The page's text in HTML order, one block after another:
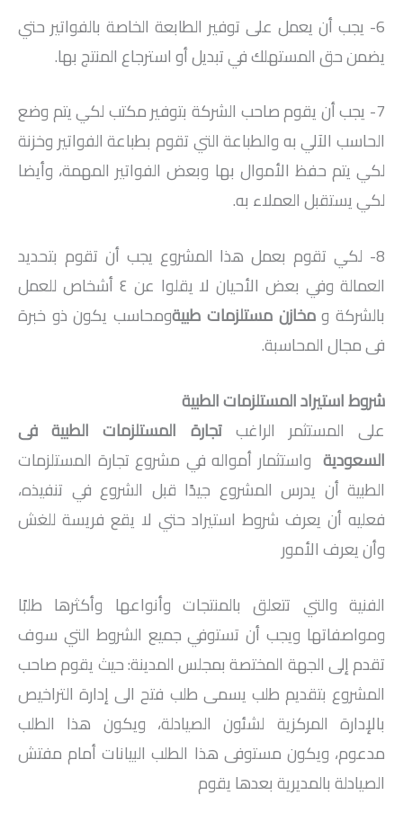
6- يجب أن يعمل على توفير الطابعة الخاصة بالفواتير حتي
يضمن حق المستهلك في تبديل أو استرجاع المنتج بها.
7- يجب أن يقوم صاحب الشركة بتوفير مكتب لكي يتم وضع
الحاسب الآلي به والطباعة التي تقوم بطباعة الفواتير وخزنة
لكي يتم حفظ الأموال بها وبعض الفواتير المهمة، وأيضا
لكي يستقبل العملاء به.
8- لكي تقوم بعمل هذا المشروع يجب أن تقوم بتحديد
العمالة وفي بعض الأحيان لا يقلوا عن ٤ أشخاص للعمل
بالشركة ومخازن مستلزمات طبيةومحاسب يكون ذو خبرة
فى مجال المحاسبة.
شروط استيراد المستلزمات الطبية
على المستثمر الراغب تجارة المستلزمات الطبية فى
السعودية واستثمار أمواله في مشروع تجارة المستلزمات
الطبية أن يدرس المشروع جيدًا قبل الشروع في تنفيذه،
فعليه أن يعرف شروط استيراد حتي لا يقع فريسة للغش
وأن يعرف الأمور
الفنية والتي تتعلق بالمنتجات وأنواعها وأكثرها طلبًا
ومواصفاتها ويجب أن تستوفي جميع الشروط التي سوف
تقدم إلى الجهة المختصة بمجلس المدينة: حيث يقوم صاحب
المشروع بتقديم طلب يسمى طلب فتح الى إدارة التراخيص
بالإدارة المركزية لشئون الصيادلة، ويكون هذا الطلب
مدعوم، ويكون مستوفى هذا الطلب البيانات أمام مفتش
الصيادلة بالمديرية بعدها يقوم